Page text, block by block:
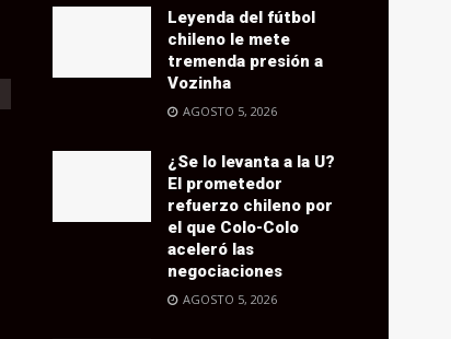
Leyenda del fútbol
chileno le mete
tremenda presión a
Vozinha
AGOSTO 5, 2026
¿Se lo levanta a la U?
El prometedor
refuerzo chileno por
el que Colo-Colo
aceleró las
negociaciones
AGOSTO 5, 2026